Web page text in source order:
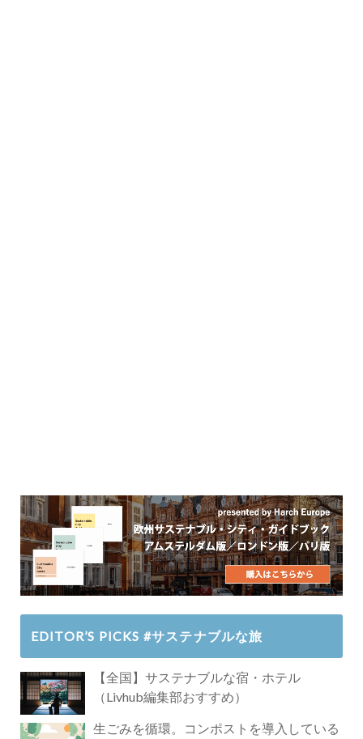
EDITOR’S PICKS #サステナブルな旅
【全国】サステナブルな宿・ホテル
（Livhub編集部おすすめ）
生ごみを循環。コンポストを導入している